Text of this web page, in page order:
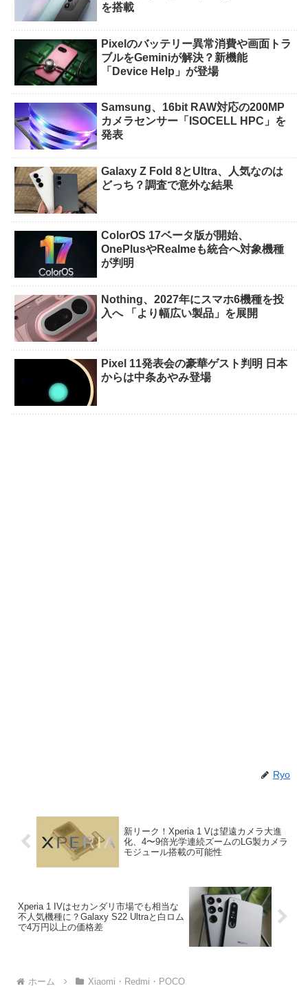
を搭載
Pixelのバッテリー異常消費や画面トラ
ブルをGeminiが解決？新機能
「Device Help」が登場
Samsung、16bit RAW対応の200MP
カメラセンサー「ISOCELL HPC」を
発表
Galaxy Z Fold 8とUltra、人気なのは
どっち？調査で意外な結果
ColorOS 17ベータ版が開始、
OnePlusやRealmeも統合へ対象機種
が判明
Nothing、2027年にスマホ6機種を投
入へ 「より幅広い製品」を展開
Pixel 11発表会の豪華ゲスト判明 日本
からは中条あやみ登場
Ryo
新リーク！Xperia 1 Vは望遠カメラ大進
化、4〜9倍光学連続ズームのLG製カメラ
モジュール搭載の可能性
Xperia 1 IVはセカンダリ市場でも相当な
不人気機種に？Galaxy S22 Ultraと白ロム
で4万円以上の価格差
ホーム Xiaomi・Redmi・POCO